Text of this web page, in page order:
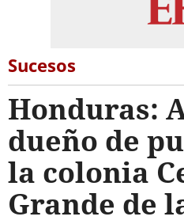
Sucesos
Honduras:
dueño de
la colonia
Grande de